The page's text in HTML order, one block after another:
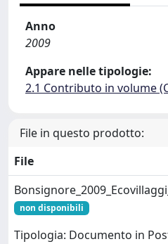
Anno
2009
Appare nelle tipologie:
2.1 Contributo in volume
File in questo prodotto:
File
non disponibili
Tipologia: Documento in